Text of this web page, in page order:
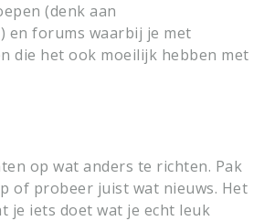
(denk aan
en forums waarbij je met
die het ook moeilijk hebben met
op wat anders te richten. Pak
of probeer juist wat nieuws. Het
je iets doet wat je echt leuk